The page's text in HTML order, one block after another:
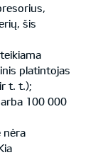
šis
platintojas
t. t.);
100 000
nėra